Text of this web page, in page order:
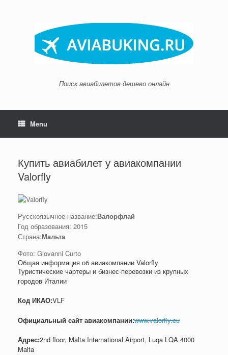
Поиск авиабилетов дешево онлайн
Menu
Купить авиабилет у авиакомпании
Valorfly
Русскоязычное название:Валорфлай
Год образования: 2015
Страна:Мальта
Фото: Giovanni Curto
Общая информация об авиакомпании Valorfly
Туристические чартеры и бизнес-перевозки из крупных
городов Италии
Код ИКАО:VLF
Официальный cайт авиакомпании:www.valorfly.eu
Адрес:2nd floor, Malta International Airport, Luqa LQA 4000
Malta